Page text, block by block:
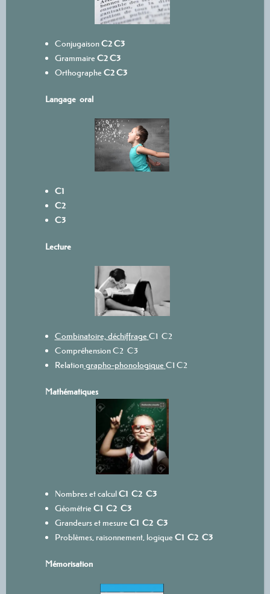
ConjugaisonC2C3
Grammaire C2C3
Orthographe C2C3
Langage oral
C1
C2
C3
Lecture
Combinatoire, déchiffrage C1 C2
CompréhensionC2 C3
Relationgrapho-phonologique C1 C2
Mathématiques
Nombres et calculC1 C2 C3
Géométrie C1 C2 C3
Grandeurs et mesure C1 C2 C3
Problèmes, raisonnement, logique C1 C2 C3
Mémorisation